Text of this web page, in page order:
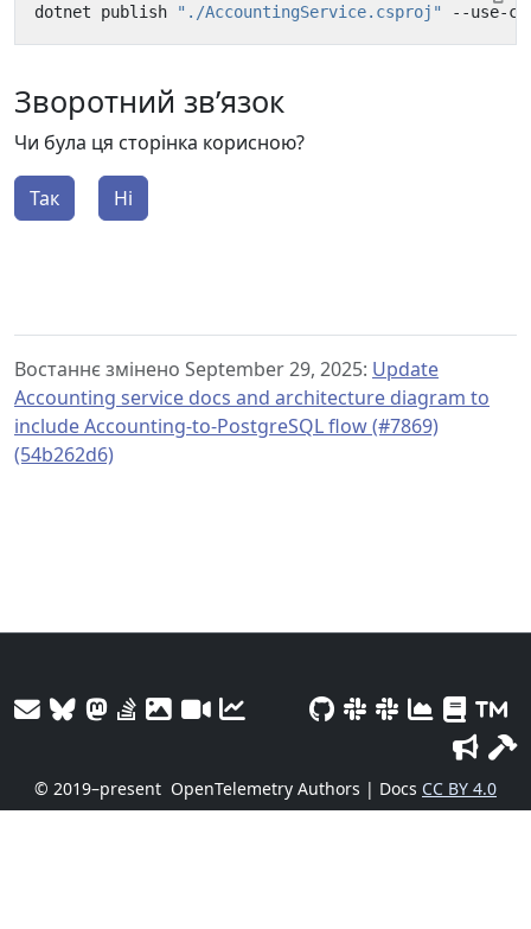
dotnet publish "./AccountingService.csproj" --use-
Зворотний зв’язок
Чи була ця сторінка корисною?
Так Ні
Востаннє змінено September 29, 2025: Update
Accounting service docs and architecture diagram to
include Accounting-to-PostgreSQL flow (#7869)
(54b262d6)
© 2019–present OpenTelemetry Authors | Docs CC BY 4.0